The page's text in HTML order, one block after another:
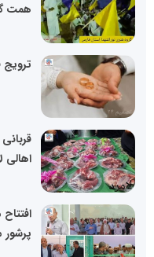
همت
ترویج
اهالی